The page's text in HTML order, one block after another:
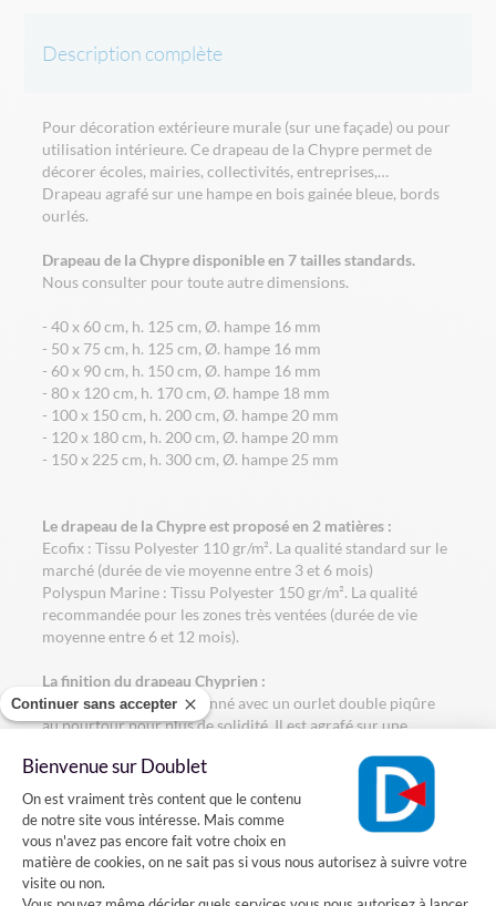
Continuer sans accepter
Bienvenue sur Doublet
Plateforme de Gestion du
On est vraiment très content que le contenu
de notre site vous intéresse. Mais comme
vous n'avez pas encore fait votre choix en
matière de cookies, on ne sait pas si vous nous autorisez à suivre votre
visite ou non.
Description complète
Pour décoration extérieure murale (sur une façade) ou pour
utilisation intérieure. Ce drapeau de la Chypre permet de
décorer écoles, mairies, collectivités, entreprises,…
Drapeau agrafé sur une hampe en bois gainée bleue, bords
ourlés.
Drapeau de la Chypre disponible en 7 tailles standards.
Nous consulter pour toute autre dimensions.
- 40 x 60 cm, h. 125 cm, Ø. hampe 16 mm
- 50 x 75 cm, h. 125 cm, Ø. hampe 16 mm
- 60 x 90 cm, h. 150 cm, Ø. hampe 16 mm
- 80 x 120 cm, h. 170 cm, Ø. hampe 18 mm
- 100 x 150 cm, h. 200 cm, Ø. hampe 20 mm
- 120 x 180 cm, h. 200 cm, Ø. hampe 20 mm
- 150 x 225 cm, h. 300 cm, Ø. hampe 25 mm
Le drapeau de la Chypre est proposé en 2 matières :
Ecofix : Tissu Polyester 110 gr/m². La qualité standard sur le
marché (durée de vie moyenne entre 3 et 6 mois)
Polyspun Marine : Tissu Polyester 150 gr/m². La qualité
recommandée pour les zones très ventées (durée de vie
moyenne entre 6 et 12 mois).
La finition du drapeau Chyprien :
Le drapeau est confectionné avec un ourlet double piqûre
au pourtour pour plus de solidité. Il est agrafé sur une
Comment installer le drapeau de la Chypre sur une façade?
Vous voulez installer un drapeau Chyprien sur votre façade?
Rien de plus simple, il suffit fixer sur votre mur un porte-
drapeaux en acier dans le quel vous pourrez introduire la
hampe de votre drapeau.